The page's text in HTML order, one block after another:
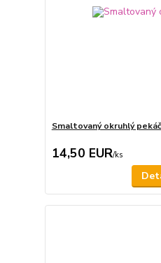
Smaltovaný okruhlý pekáč
14,50 EUR/ks